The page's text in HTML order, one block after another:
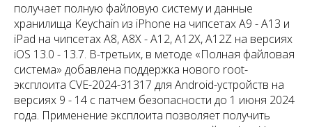
получает полную файловую систему и данные
хранилища Keychain из iPhone на чипсетах A9 - A13 и
iPad на чипсетах A8, A8X - A12, A12X, A12Z на версиях
iOS 13.0 - 13.7. В-третьих, в методе «Полная файловая
система» добавлена поддержка нового root-
эксплоита CVE-2024-31317 для Android-устройств на
версиях 9 - 14 с патчем безопасности до 1 июня 2024
года. Применение эксплоита позволяет получить